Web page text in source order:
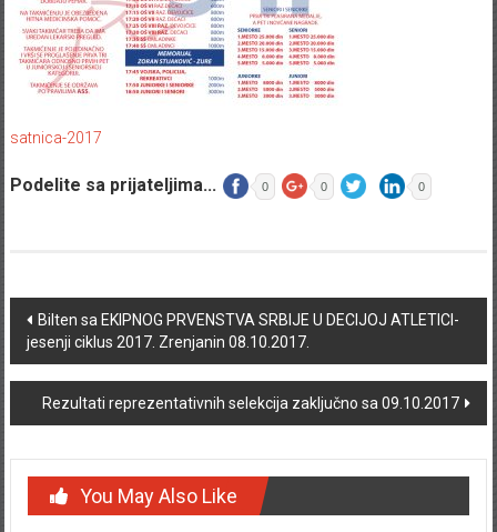
satnica-2017
Podelite sa prijateljima... 0 0 0
Post navigation
Bilten sa EKIPNOG PRVENSTVA SRBIJE U DECIJOJ ATLETICI-
jesenji ciklus 2017. Zrenjanin 08.10.2017.
Rezultati reprezentativnih selekcija zaključno sa 09.10.2017
You May Also Like